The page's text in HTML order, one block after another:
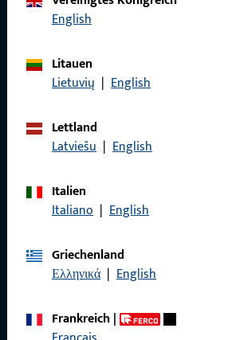
English
Litauen
Lietuvių | English
Lettland
Latviešu | English
Italien
Italiano | English
Griechenland
Ελληνικά | English
Frankreich|
Impressum
Schnelleinstieg